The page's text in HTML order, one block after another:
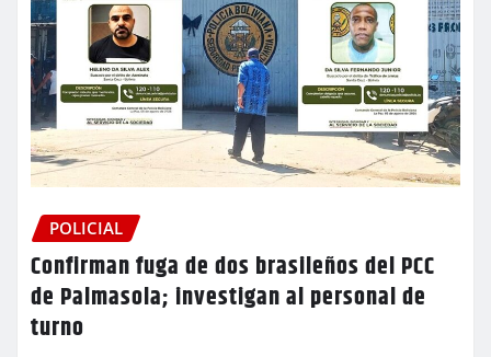
POLICIAL
Confirman fuga de dos brasileños del PCC
de Palmasola; investigan al personal de
turno